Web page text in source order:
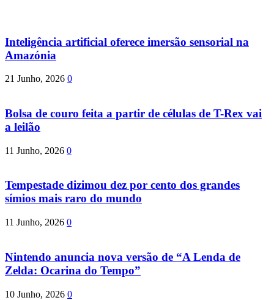
Inteligência artificial oferece imersão sensorial na
Amazónia
21 Junho, 2026 0
Bolsa de couro feita a partir de células de T-Rex vai
a leilão
11 Junho, 2026 0
Tempestade dizimou dez por cento dos grandes
símios mais raro do mundo
11 Junho, 2026 0
Nintendo anuncia nova versão de “A Lenda de
Zelda: Ocarina do Tempo”
10 Junho, 2026 0